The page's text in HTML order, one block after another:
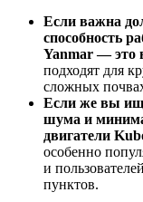
Если важна
способность
Yanmar — это
подходят для
сложных
Если же вы
шума и
двигатели
особенно
и
пунктов.